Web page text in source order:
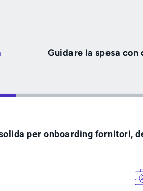
Guidare la spesa con
per onboarding fornitori,